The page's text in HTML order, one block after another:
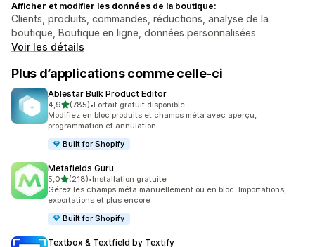
Afficher et modifier les données de la boutique:
Clients, produits, commandes, réductions, analyse de la
boutique, Boutique en ligne, données personnalisées
Voir les détails
Plus d’applications comme celle-ci
Ablestar Bulk Product Editor
4,9étoile(s) sur 5
(785)
785 avis au total
•Forfait gratuit disponible
Modifiez en bloc produits et champs méta avec aperçu,
programmation et annulation
Built for Shopify
Metafields Guru
5,0étoile(s) sur 5
(218)
218 avis au total
•Installation gratuite
Gérez les champs méta manuellement ou en bloc. Importations,
exportations et plus encore
Built for Shopify
Textbox & Textfield by Textify